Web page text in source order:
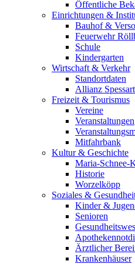
Öffentliche
Einrichtungen &
Bauhof &
Feuerwehr
Schule
Kindergarten
Wirtschaft & Verkehr
Standortdaten
Allianz
Freizeit & Tourismus
Vereine
Veranstaltungen
Mitfahrbank
Kultur & Geschichte
Maria-Schnee-
Historie
Worzelköpp
Soziales &
Kinder &
Senioren
Ärztlicher
Krankenhäuser